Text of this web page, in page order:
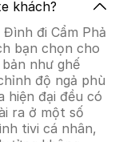
khách?
đi Cẩm Phả
bạn chọn cho
như ghế
độ ngả phù
hiện đại đều có
ra ở một số
tivi cá nhân,